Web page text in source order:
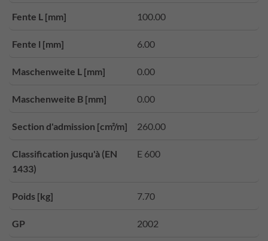
Fente L [mm] 100.00
Fente l [mm] 6.00
Maschenweite L [mm] 0.00
Maschenweite B [mm] 0.00
Section d'admission [cm²/m] 260.00
Classification jusqu'à (EN
1433)
E 600
Poids [kg] 7.70
GP 2002